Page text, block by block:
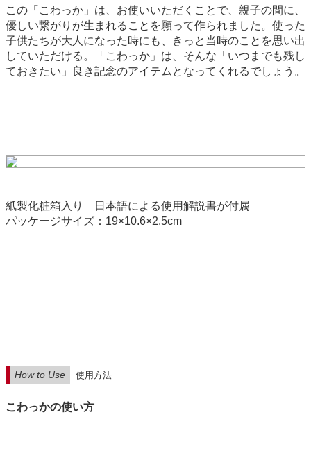
この「こわっか」は、お使いいただくことで、親子の間に、
優しい繋がりが生まれることを願って作られました。使った
子供たちが大人になった時にも、きっと当時のことを思い出
していただける。「こわっか」は、そんな「いつまでも残し
ておきたい」良き記念のアイテムとなってくれるでしょう。
紙製化粧箱入り 日本語による使用解説書が付属
パッケージサイズ：19×10.6×2.5cm
How to Use 使用方法
こわっかの使い方